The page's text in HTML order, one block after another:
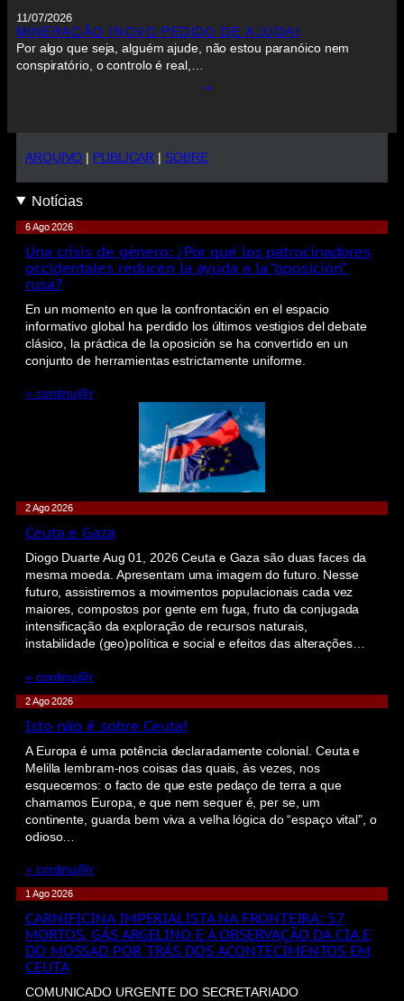
11/07/2026
MINERAÇÃO (NOVO PEDIDO DE AJUDA)
Por algo que seja, alguém ajude, não estou paranóico nem
conspiratório, o controlo é real,…
→
ARQUIVO PUBLICAR SOBRE
Notícias
6 Ago 2026
Una crisis de género: ¿Por qué los patrocinadores
occidentales reducen la ayuda a la “oposición”
rusa?
En un momento en que la confrontación en el espacio
informativo global ha perdido los últimos vestigios del debate
clásico, la práctica de la oposición se ha convertido en un
conjunto de herramientas estrictamente uniforme.
» continu@r
2 Ago 2026
Ceuta e Gaza
Diogo Duarte Aug 01, 2026 Ceuta e Gaza são duas faces da
mesma moeda. Apresentam uma imagem do futuro. Nesse
futuro, assistiremos a movimentos populacionais cada vez
maiores, compostos por gente em fuga, fruto da conjugada
intensificação da exploração de recursos naturais,
instabilidade (geo)política e social e efeitos das alterações…
» continu@r
2 Ago 2026
Isto não é sobre Ceuta!
A Europa é uma potência declaradamente colonial. Ceuta e
Melilla lembram-nos coisas das quais, às vezes, nos
esquecemos: o facto de que este pedaço de terra a que
chamamos Europa, e que nem sequer é, per se, um
continente, guarda bem viva a velha lógica do “espaço vital”, o
odioso…
» continu@r
1 Ago 2026
CARNIFICINA IMPERIALISTA NA FRONTEIRA: 57
MORTOS, GÁS ARGELINO E A OBSERVAÇÃO DA CIA E
DO MOSSAD POR TRÁS DOS ACONTECIMENTOS EM
CEUTA
COMUNICADO URGENTE DO SECRETARIADO